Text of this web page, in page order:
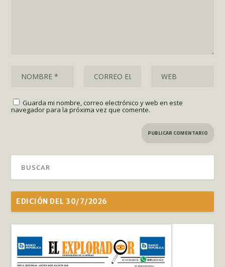
Guarda mi nombre, correo electrónico y web en este
navegador para la próxima vez que comente.
EDICIÓN DEL 30/7/2026